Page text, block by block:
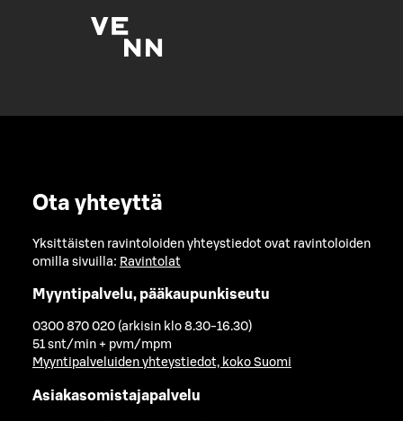
Ota yhteyttä
Yksittäisten ravintoloiden yhteystiedot ovat ravintoloiden
omilla sivuilla: Ravintolat
Myyntipalvelu, pääkaupunkiseutu
0300 870 020 (arkisin klo 8.30-16.30)
51 snt/min + pvm/mpm
Myyntipalveluiden yhteystiedot, koko Suomi
Asiakasomistajapalvelu